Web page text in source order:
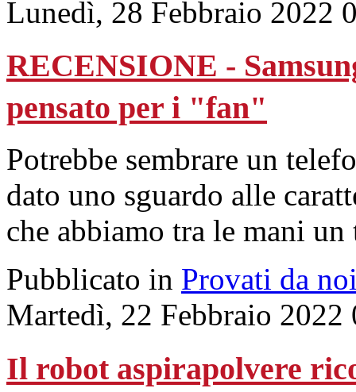
Lunedì, 28 Febbraio 2022
RECENSIONE -
pensato per i "fan"
Potrebbe sembrare un
dato uno sguardo alle
che abbiamo tra le mani
Pubblicato in Provati da
Martedì, 22 Febbraio 2022
Il robot aspirapolvere